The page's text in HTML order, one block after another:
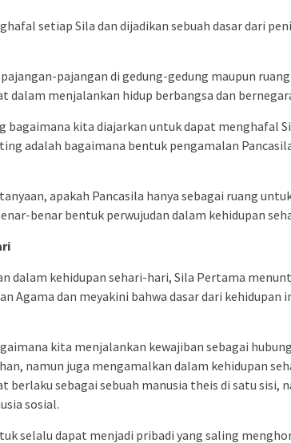
setiap Sila dan dijadikan sebuah dasar dari
pajangan di gedung-gedung maupun
dalam menjalankan hidup berbangsa dan
bagaimana kita diajarkan untuk dapat menghafal
adalah bagaimana bentuk pengamalan
apakah Pancasila hanya sebagai ruang
benar bentuk perwujudan dalam kehidupan
dalam kehidupan sehari-hari, Sila Pertama
Agama dan meyakini bahwa dasar dari kehidupan
kita menjalankan kewajiban sebagai
namun juga mengamalkan dalam kehidupan
sebagai sebuah manusia theis di satu sisi,
sosial.
selalu dapat menjadi pribadi yang saling